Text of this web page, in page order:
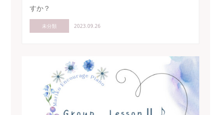
すか？
未分類 2023.09.26